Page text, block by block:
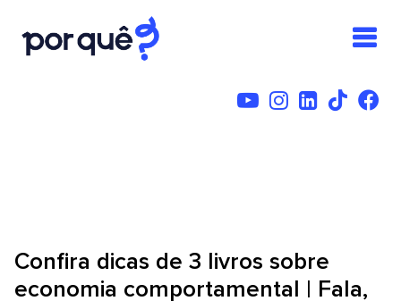
Confira dicas de 3 livros sobre
economia comportamental | Fala,